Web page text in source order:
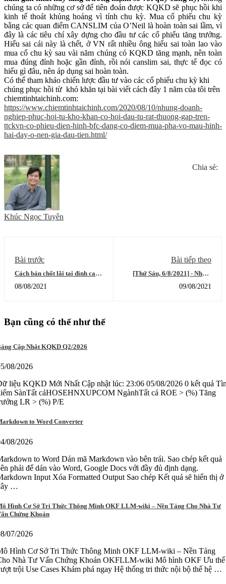
chúng ta có những cơ sở để tiên đoán được KQKD sẽ phục hồi khi
kinh tế thoát khủng hoảng vì tính chu kỳ. Mua cổ phiếu chu kỳ
bằng các quan điểm CANSLIM của O’Neil là hoàn toàn sai lầm, vì
đây là các tiêu chí xây dựng cho đầu tư các cổ phiếu tăng trưởng.
Hiểu sai cái này là chết, ở VN rất nhiều ông hiểu sai toàn lao vào
mua cổ chu kỳ sau vài năm chúng có KQKD tăng mạnh, nên toàn
mua đúng đỉnh hoặc gần đỉnh, rồi nói canslim sai, thực tế đọc có
hiểu gì đâu, nên áp dụng sai hoàn toàn.
Có thể tham khảo chiến lược đầu tư vào các cổ phiếu chu kỳ khi
chúng phục hồi từ khó khăn tại bài viết cách đây 1 năm của tôi trên
chiemtinhtaichinh.com:
https://www.chiemtinhtaichinh.com/2020/08/10/nhung-doanh-
nghiep-phuc-hoi-tu-kho-khan-co-hoi-dau-tu-rat-thuong-gap-tren-
ttckvn-co-phieu-dien-hinh-bfc-dang-co-diem-mua-pha-vo-mau-hinh-
hai-day-o-nen-gia-dau-tien.html/
Chia sẻ:
Khúc Ngọc Tuyên
Bài trước
Cách bán chốt lãi tại đỉnh cao
08/08/2021
Bài tiếp theo
[Thứ Sáu, 6/8/2021] - Nhóm
đã hoàn thành nhịp hồi. Dòng
09/08/2021
Bạn cũng có thể như thế
Cập Nhật KQKD Q2/2026
08/2026
liệu KQKD Mới Nhất Cập nhật lúc: 23:06 05/08/2026 0 kết quả
SànTất cảHOSEHNXUPCOM NgànhTất cả ROE > (%) Tăng
LR > (%) P/E
to Word Converter
08/2026
to Word Dán mã Markdown vào bên trái. Sao chép kết quả
phải để dán vào Word, Google Docs với đầy đủ định dạng.
Input Xóa Formatted Output Sao chép Kết quả sẽ hiển thị ở
…
Hình Cơ Sở Tri Thức Thông Minh OKF LLM-wiki – Nền Tảng Cho Nhà Tư
Chứng Khoán
07/2026
Hình Cơ Sở Tri Thức Thông Minh OKF LLM-wiki – Nền Tảng
Nhà Tư Vấn Chứng Khoán OKFLLM-wiki Mô hình OKF Ưu thế
trội Use Cases Khám phá ngay Hệ thống tri thức nội bộ thế hệ …